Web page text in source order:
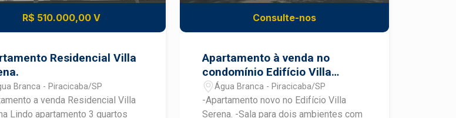
R$ 510.000,00 V
Residencial Villa
Branca - Piracicaba/SP
Residencial Villa
Lindo apartamento 3 quartos
Consulte-nos
Apartamento à venda no
condomínio Edifício Villa
Serena
Água Branca - Piracicaba/SP
-Apartamento novo no Edifício Villa
Serena. -Sala para dois ambientes com